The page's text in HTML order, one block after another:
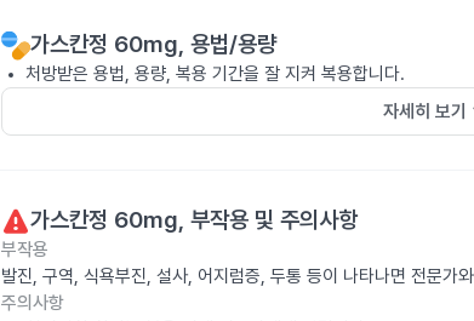
가스칸정 60mg, 용법/용량
처방받은 용법, 용량, 복용 기간을 잘 지켜 복용합니다.
자세히 보기
가스칸정 60mg, 부작용 및 주의사항
부작용
발진, 구역, 식욕부진, 설사, 어지럼증, 두통 등이 나타나면 전문가
주의사항